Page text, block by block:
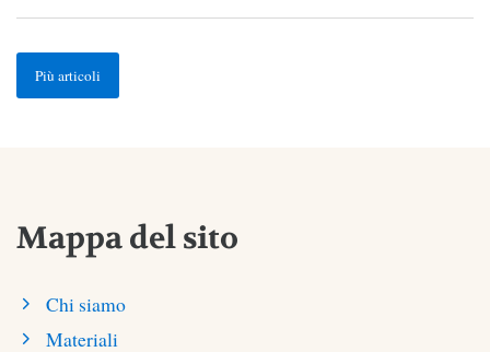
Più articoli
Mappa del sito
Chi siamo
Materiali